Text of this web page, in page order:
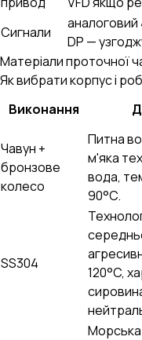
Сигнали
DP —
Матеріали проточної
Як вибрати корпус і
Виконання
Чавун +
бронзове
колесо
Питна
м'яка
вода,
90°C.
SS304
120°C,